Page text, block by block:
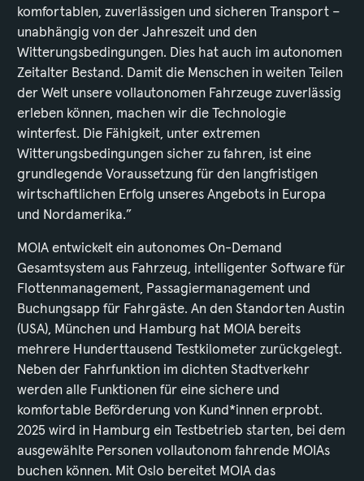
komfortablen, zuverlässigen und sicheren Transport –
unabhängig von der Jahreszeit und den
Witterungsbedingungen. Dies hat auch im autonomen
Zeitalter Bestand. Damit die Menschen in weiten Teilen
der Welt unsere vollautonomen Fahrzeuge zuverlässig
erleben können, machen wir die Technologie
winterfest. Die Fähigkeit, unter extremen
Witterungsbedingungen sicher zu fahren, ist eine
grundlegende Voraussetzung für den langfristigen
wirtschaftlichen Erfolg unseres Angebots in Europa
und Nordamerika.”
MOIA entwickelt ein autonomes On-Demand
Gesamtsystem aus Fahrzeug, intelligenter Software für
Flottenmanagement, Passagiermanagement und
Buchungsapp für Fahrgäste. An den Standorten Austin
(USA), München und Hamburg hat MOIA bereits
mehrere Hunderttausend Testkilometer zurückgelegt.
Neben der Fahrfunktion im dichten Stadtverkehr
werden alle Funktionen für eine sichere und
komfortable Beförderung von Kund*innen erprobt.
2025 wird in Hamburg ein Testbetrieb starten, bei dem
ausgewählte Personen vollautonom fahrende MOIAs
buchen können. Mit Oslo bereitet MOIA das